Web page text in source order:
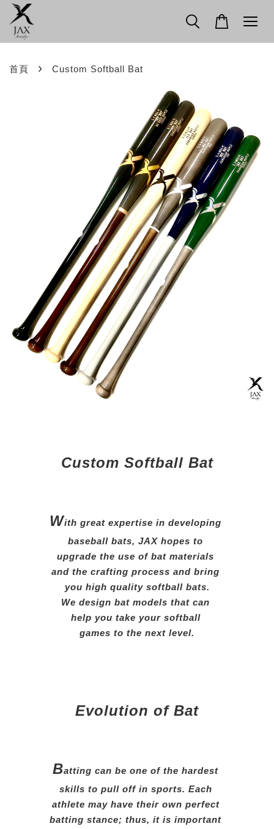
首頁 › Custom Softball Bat
Custom Softball Bat
With great expertise in developing
baseball bats, JAX hopes to
upgrade the use of bat materials
and the crafting process and bring
you high quality softball bats.
We design bat models that can
help you take your softball
games to the next level.
Evolution of Bat
Batting can be one of the hardest
skills to pull off in sports. Each
athlete may have their own perfect
batting stance; thus, it is important